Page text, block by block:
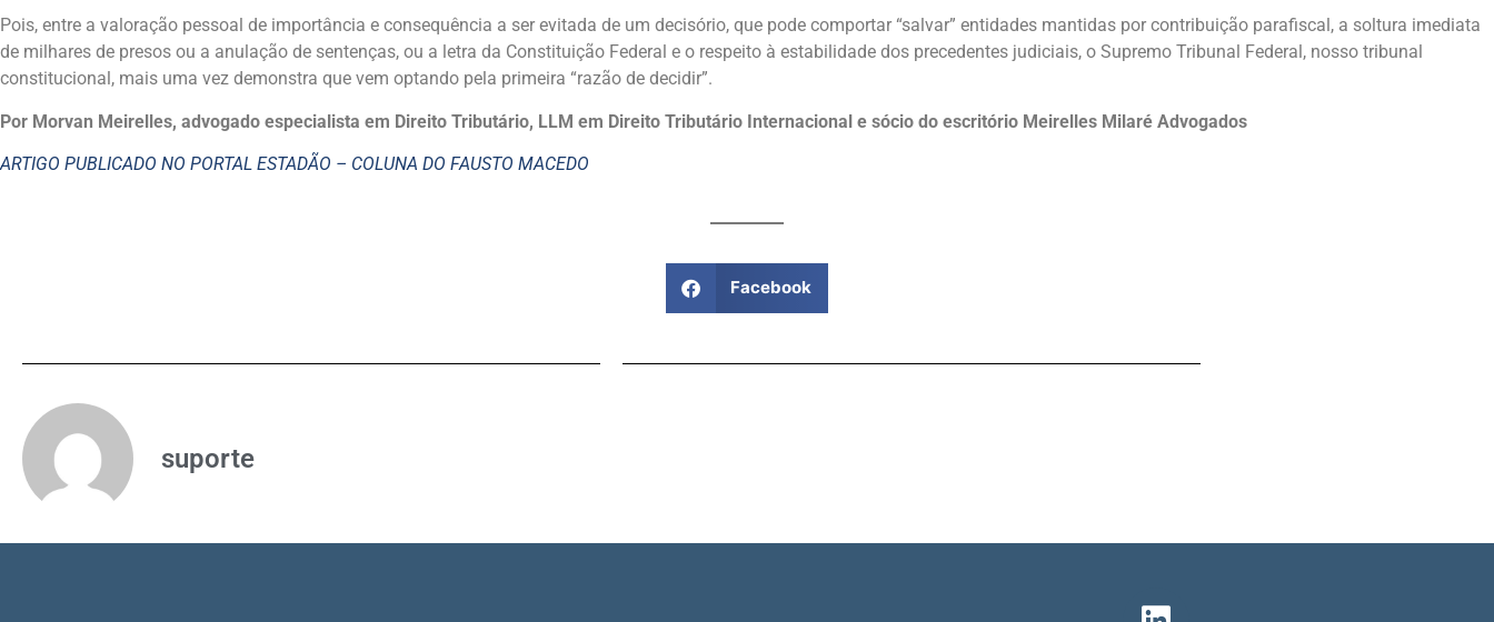
Pois, entre a valoração pessoal de importância e consequência a ser evitada de um decisório, que pode comportar “salvar” entidades mantidas por contribuição parafiscal, a soltura imediata
de milhares de presos ou a anulação de sentenças, ou a letra da Constituição Federal e o respeito à estabilidade dos precedentes judiciais, o Supremo Tribunal Federal, nosso tribunal
constitucional, mais uma vez demonstra que vem optando pela primeira “razão de decidir”.
Por Morvan Meirelles, advogado especialista em Direito Tributário, LLM em Direito Tributário Internacional e sócio do escritório Meirelles Milaré Advogados
ARTIGO PUBLICADO NO PORTAL ESTADÃO – COLUNA DO FAUSTO MACEDO
Facebook
suporte